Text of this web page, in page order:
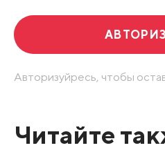
Авторизуйресь, чтобы
Читайте